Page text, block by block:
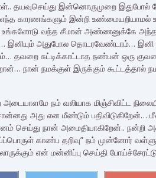
தயவுசெய்து இன்னொருமுறை இதுபோல்
எந்த காரணங்களும் இன்றி
உங்களோடு வந்த சீமான் அண்ணனுக்கே
இனியும் அதுபோல தொடரவேண்டாம்…
தவறை சுட்டிக்காட்டாத நண்பன் ஒரு
நான் நமக்குள் இருக்கும் கூட்டத்தால்
நம் வலியாக மிஞ்சிவிட்ட
அது என மீண்டும் பதிவிடுகிறேன்…
செய்து நான் அமைதியாகிறேன்.. நன்றி
காண்ப தறிவு” நம் முன்னோர்
என் மன்னிப்பு செய்தி